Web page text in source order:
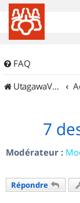
FAQ
UtagawaVTT (Randos VTT et VTTAE avec traces GPS)
7
Modérateur :
Répondre